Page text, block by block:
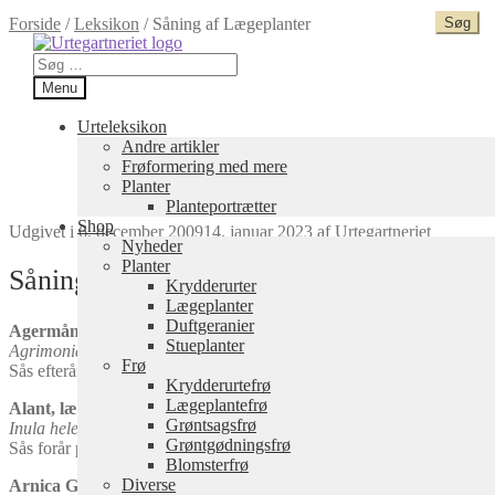
Spring
til
navigation
Spring
til
indhold
Søg
efter:
Menu
Urteleksikon
Andre artikler
Frøformering med mere
Planter
Planteportrætter
Shop
Nyheder
Planter
Krydderurter
Lægeplanter
Duftgeranier
Stueplanter
Frø
Krydderurtefrø
Lægeplantefrø
Grøntsagsfrø
Grøntgødningsfrø
Blomsterfrø
Diverse
Forside /Leksikon / Såning af Lægeplanter
Udgivet i6. december 200914. januar 2023 afUrtegartneriet
Såning af Lægeplanter
Agermåne
Agrimonia eupatoria.
Flerårig
Sås efterår eller før 1. april, da de kræver en kuldepåvirkning, for at
Alant, læge
Inula helenium.
Flerårig.
Sås forår på voksestedet eller i potter.
Arnica Guldblomme, Volverlej